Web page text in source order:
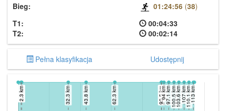
Bieg:
01:24:56 (38)
T1:
00:04:33
T2:
00:02:14
Pełna klasyfikacja Udostępnij